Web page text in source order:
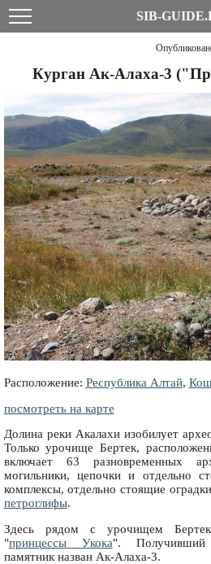
SIB-
Курган Ак-Алаха-3
Расположение: Республика Алтай,
посмотреть на карте
Долина реки Акалахи изобилует
Только урочище Бертек,
включает 63 разновременных
могильники, цепочки и отдельно
комплексы, отдельно стоящие
петроглифы.
Здесь рядом с урочищем
"принцессы Укока". Получивший
памятник назван Ак-Алаха-3.